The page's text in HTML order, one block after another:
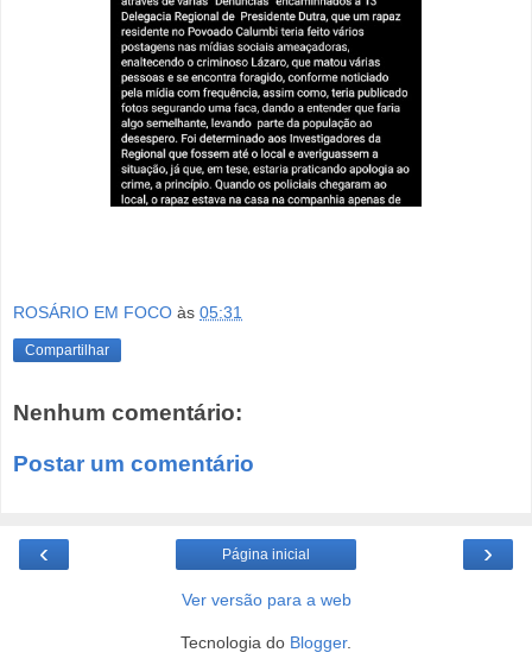
ROSÁRIO EM FOCO às 05:31
Compartilhar
Nenhum comentário:
Postar um comentário
‹ ›
Página inicial
Ver versão para a web
Tecnologia do Blogger.